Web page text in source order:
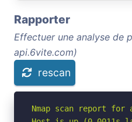
Rapporter
Effectuer une analyse de
api.6vite.com)
rescan
Nmap scan report for